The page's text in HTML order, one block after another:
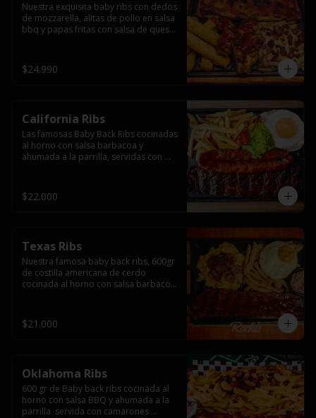
Nuestra exquisita baby ribs con dedos
de mozzarella, alitas de pollo en salsa
bbq y papas fritas con salsa de queso
$24.990
California Ribs
Las famosas Baby Back Ribs cocinadas
al horno con salsa barbacoa y
ahumada a la parrilla, servidas con
$22.000
Texas Ribs
Nuestra famosa baby back ribs, 600gr
de costilla americana de cerdo
cocinada al horno con salsa barbacoa
tocino ahumado laminado, papas
fritas  y un huevo frito.
$21.000
Oklahoma Ribs
600 gr de Baby back ribs cocinada al
horno con salsa BBQ y ahumada a la
parrilla  servida con camarones